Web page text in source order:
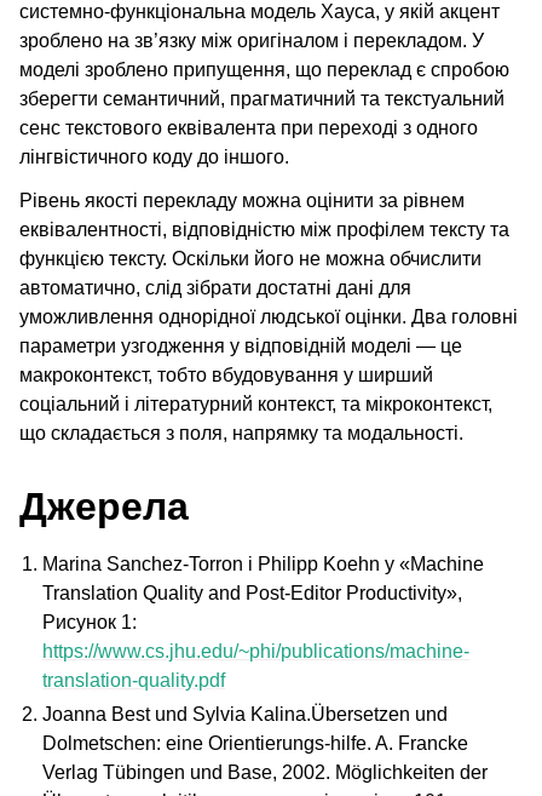
системно-функціональна модель Хауса, у якій акцент
зроблено на зв’язку між оригіналом і перекладом. У
моделі зроблено припущення, що переклад є спробою
зберегти семантичний, прагматичний та текстуальний
сенс текстового еквівалента при переході з одного
лінгвістичного коду до іншого.
Рівень якості перекладу можна оцінити за рівнем
еквівалентності, відповідністю між профілем тексту та
функцією тексту. Оскільки його не можна обчислити
автоматично, слід зібрати достатні дані для
уможливлення однорідної людської оцінки. Два головні
параметри узгодження у відповідній моделі — це
макроконтекст, тобто вбудовування у ширший
соціальний і літературний контекст, та мікроконтекст,
що складається з поля, напрямку та модальності.
Джерела
Marina Sanchez-Torron і Philipp Koehn у «Machine
Translation Quality and Post-Editor Productivity»,
Рисунок 1:
https://www.cs.jhu.edu/~phi/publications/machine-
translation-quality.pdf
Joanna Best und Sylvia Kalina.Übersetzen und
Dolmetschen: eine Orientierungs-hilfe. A. Francke
Verlag Tübingen und Base, 2002. Möglichkeiten der